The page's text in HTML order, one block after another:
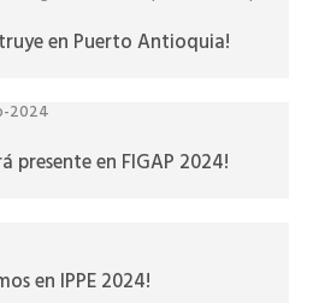
en Puerto Antioquia!
presente en FIGAP 2024!
en IPPE 2024!